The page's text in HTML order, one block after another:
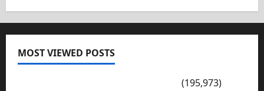
MOST VIEWED POSTS
(195,973)